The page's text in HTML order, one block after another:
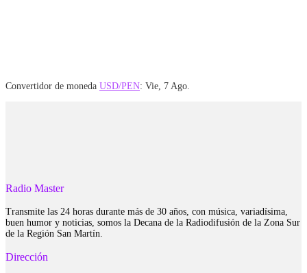
Convertidor de moneda USD/PEN: Vie, 7 Ago.
Radio Master
Transmite las 24 horas durante más de 30 años, con música, variadísima,
buen humor y noticias, somos la Decana de la Radiodifusión de la Zona Sur
de la Región San Martín.
Dirección